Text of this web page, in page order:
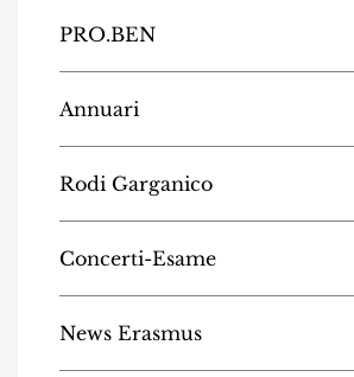
PRO.BEN
Annuari
Rodi Garganico
Concerti-Esame
News Erasmus